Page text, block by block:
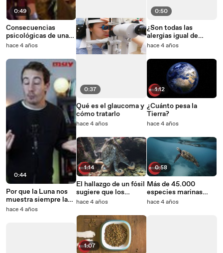
0:49
Consecuencias
psicológicas de una
guerra como la de
hace 4 años
0:44
Por que la Luna nos
muestra siempre la
misma cara
hace 4 años
0:37
Qué es el glaucoma y
cómo tratarlo
hace 4 años
1:14
El hallazgo de un fósil
sugiere que los
pulpos existieron
dinosaurios
hace 4 años
1:07
0:50
¿Son todas las
alergias igual de
peligrosas?
hace 4 años
1:12
¿Cuánto pesa la
Tierra?
hace 4 años
0:58
Más de 45.000
especies marinas
están en peligro a
hace 4 años